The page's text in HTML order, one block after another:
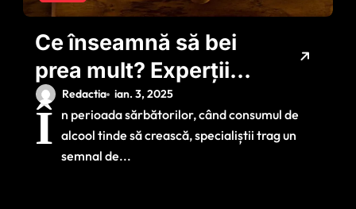
Ce înseamnă să bei
prea mult? Experții
explică diferența
dintre consumul
excesiv și consumul
Redactia ian. 3, 2025
Î n perioada sărbătorilor, când consumul de
alcool tinde să crească, specialiștii trag un
semnal de...